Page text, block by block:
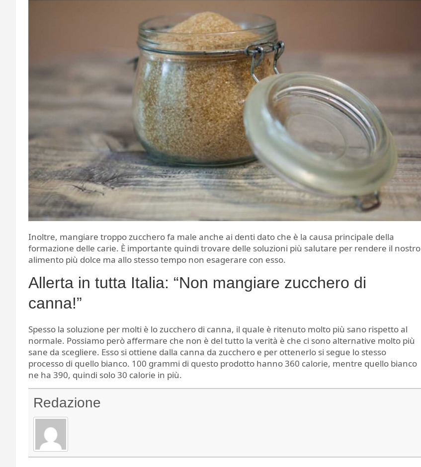
Inoltre, mangiare troppo zucchero fa male anche ai denti dato che è la causa principale della
formazione delle carie. È importante quindi trovare delle soluzioni più salutare per rendere il nostro
alimento più dolce ma allo stesso tempo non esagerare con esso.
Allerta in tutta Italia: “Non mangiare zucchero di
canna!”
Spesso la soluzione per molti è lo zucchero di canna, il quale è ritenuto molto più sano rispetto al
normale. Possiamo però affermare che non è del tutto la verità è che ci sono alternative molto più
sane da scegliere. Esso si ottiene dalla canna da zucchero e per ottenerlo si segue lo stesso
processo di quello bianco. 100 grammi di questo prodotto hanno 360 calorie, mentre quello bianco
ne ha 390, quindi solo 30 calorie in più.
Redazione